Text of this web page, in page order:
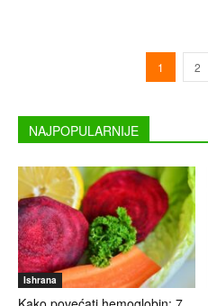
1 2
NAJPOPULARNIJE
Ishrana